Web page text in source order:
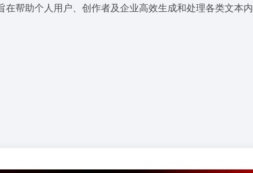
帮助个人用户、创作者及企业高效生成和处理各类文本内